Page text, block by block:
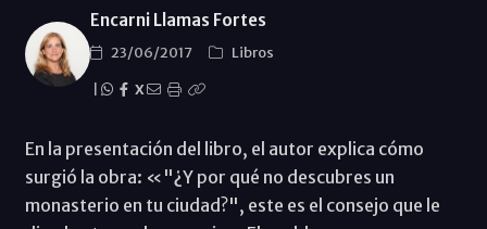
Encarni Llamas Fortes
23/06/2017
Libros
X
En la presentación del libro, el autor explica cómo
surgió la obra: «"¿Y por qué no descubres un
monasterio en tu ciudad?", este es el consejo que le